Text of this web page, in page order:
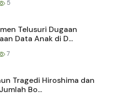
5
Telusuri Dugaan
Data Anak di D...
7
Tragedi Hiroshima dan
Bo...